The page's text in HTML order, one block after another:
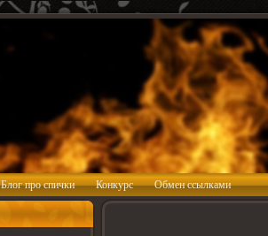
Блог про спички Конкурс Обмен ссылками